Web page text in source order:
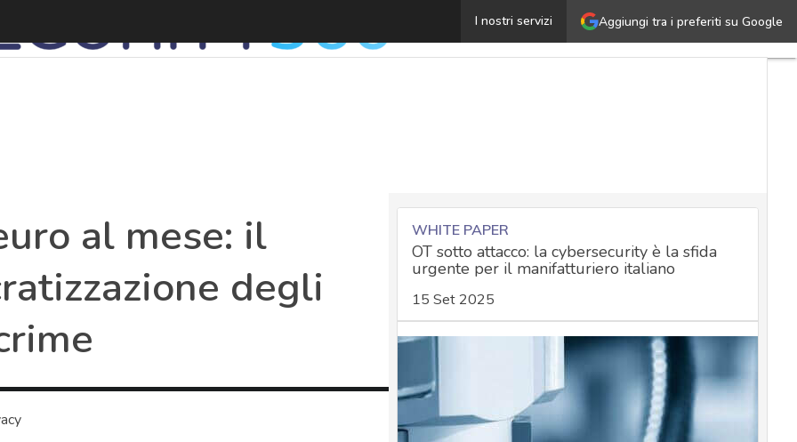
Aggiungi tra i preferiti su Google
I nostri servizi
123 Stealer a 120 euro al mese: il rischio della
al mese: il
degli
WHITE PAPER
OT sotto attacco: la cybersecurity è la sfida
urgente per il manifatturiero italiano
15 Set 2025